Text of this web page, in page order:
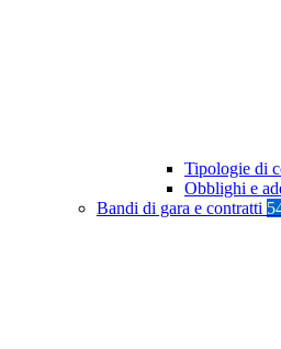
Tipologie di
Obblighi e
Bandi di gara e contratti